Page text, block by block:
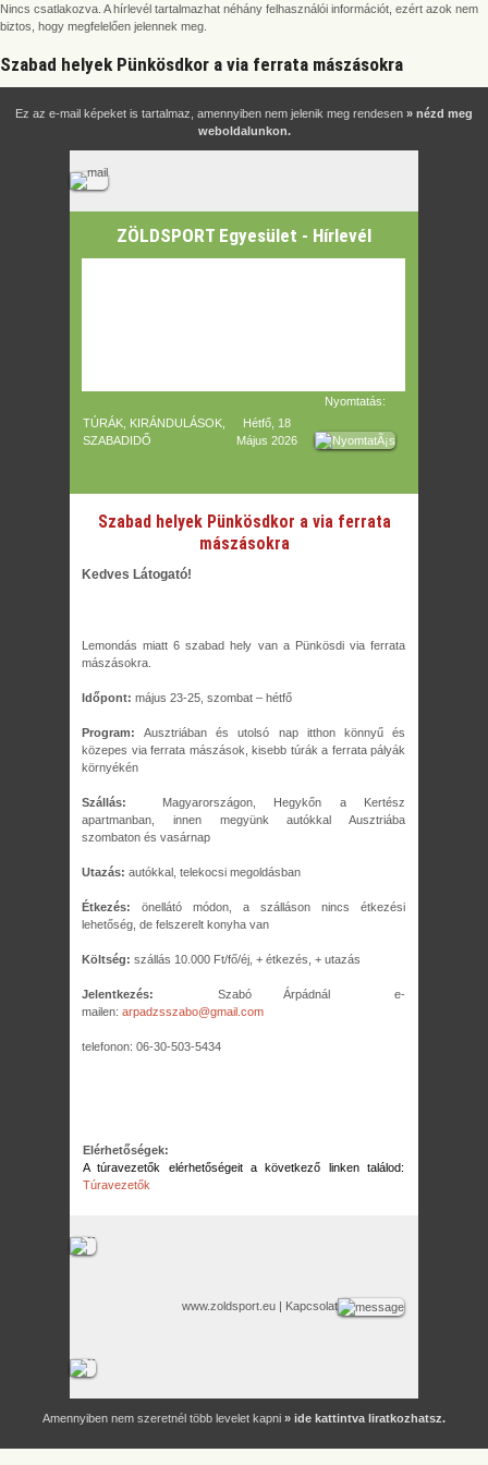
Nincs csatlakozva. A hírlevél tartalmazhat néhány felhasználói információt, ezért azok nem
biztos, hogy megfelelően jelennek meg.
Szabad helyek Pünkösdkor a via ferrata mászásokra
Ez az e-mail képeket is tartalmaz, amennyiben nem jelenik meg rendesen » nézd meg
weboldalunkon.
ZÖLDSPORT Egyesület - Hírlevél
TÚRÁK, KIRÁNDULÁSOK,
SZABADIDŐ
Hétfő, 18
Május 2026
Nyomtatás:
Szabad helyek Pünkösdkor a via ferrata
mászásokra
Kedves Látogató!
Lemondás miatt 6 szabad hely van a Pünkösdi via ferrata
mászásokra.
Időpont: május 23-25, szombat – hétfő
Program:Ausztriában és utolsó nap itthon könnyű és
közepes via ferrata mászások, kisebb túrák a ferrata pályák
környékén
Szállás: Magyarországon, Hegykőn a Kertész
apartmanban, innen megyünk autókkal Ausztriába
szombaton és vasárnap
Utazás: autókkal, telekocsi megoldásban
Étkezés: önellátó módon, a szálláson nincs étkezési
lehetőség, de felszerelt konyha van
Költség: szállás 10.000 Ft/fő/éj, + étkezés, + utazás
Jelentkezés: Szabó Árpádnál e-
mailen: arpadzsszabo@gmail.com
telefonon: 06-30-503-5434
Elérhetőségek:
A túravezetők elérhetőségeit a következő linken találod:
Túravezetők
www.zoldsport.eu | Kapcsolat
Amennyiben nem szeretnél több levelet kapni » ide kattintva liratkozhatsz.